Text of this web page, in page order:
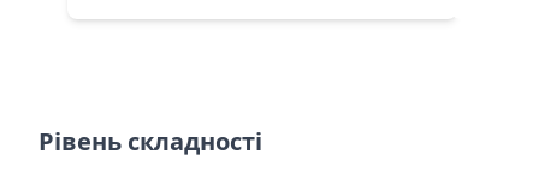
Рівень складності